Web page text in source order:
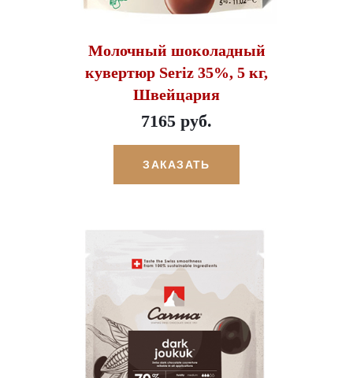
Молочный шоколадный
кувертюр Seriz 35%, 5 кг,
Швейцария
7165 руб.
ЗАКАЗАТЬ